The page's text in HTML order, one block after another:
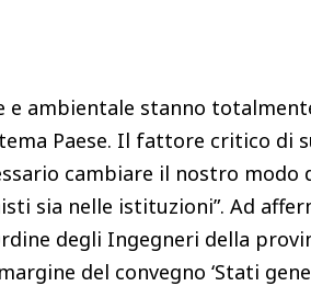
e ambientale stanno
Paese. Il fattore critico di
cambiare il nostro modo
sia nelle istituzioni”. Ad
degli Ingegneri della
del convegno ‘Stati